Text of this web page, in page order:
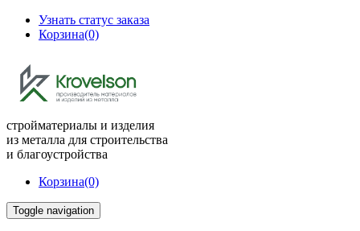
Узнать статус заказа
Корзина(0)
стройматериалы и изделия
из металла для строительства
и благоустройства
Корзина(0)
Toggle navigation